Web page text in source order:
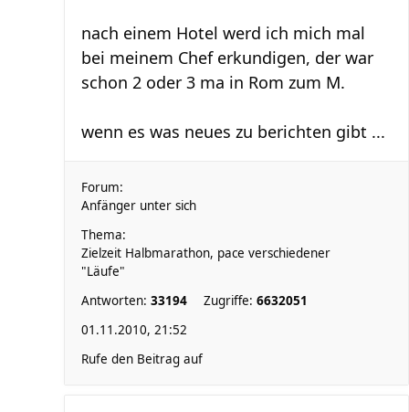
nach einem Hotel werd ich mich mal
bei meinem Chef erkundigen, der war
schon 2 oder 3 ma in Rom zum M.
wenn es was neues zu berichten gibt ...
Forum:
Anfänger unter sich
Thema:
Zielzeit Halbmarathon, pace verschiedener
"Läufe"
Antworten: 33194 Zugriffe: 6632051
01.11.2010, 21:52
Rufe den Beitrag auf